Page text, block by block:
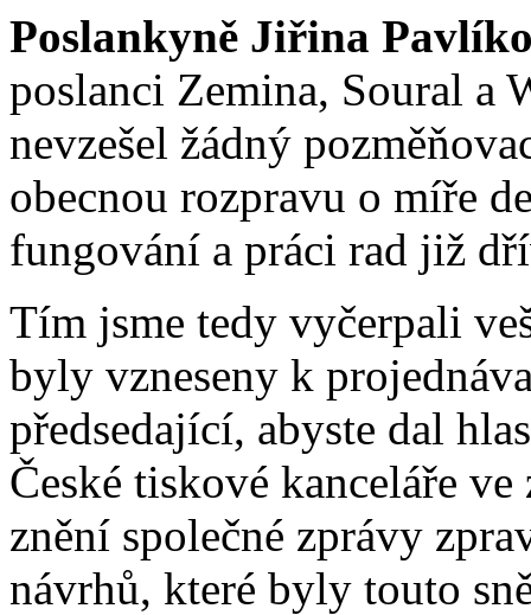
Poslankyně Jiřina
poslanci Zemina, Soural a
nevzešel žádný
obecnou rozpravu o míře
fungování a práci rad již
Tím jsme tedy vyčerpali
byly vzneseny k
předsedající, abyste dal
České tiskové kanceláře
znění společné zprávy
návrhů, které byly touto